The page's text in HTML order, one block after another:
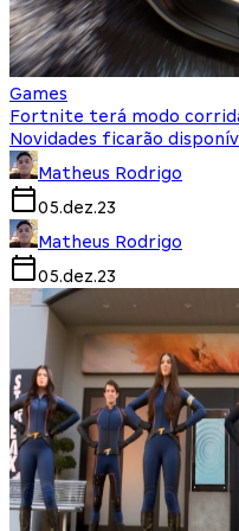
Games
Fortnite terá modo
Novidades ficarão
Matheus Rodrigo
05.dez.23
Matheus Rodrigo
05.dez.23